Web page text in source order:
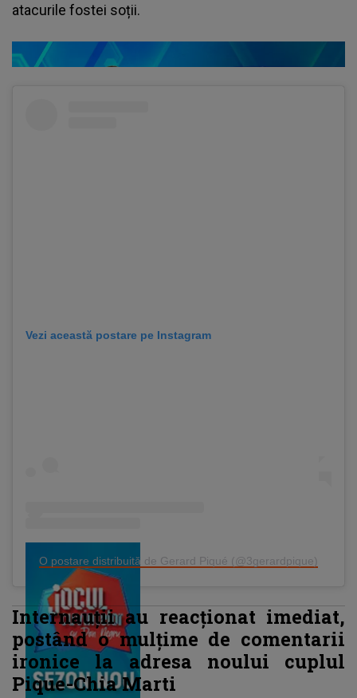
atacurile fostei soții.
Vezi această postare pe Instagram
O postare distribuită de Gerard Piqué (@3gerardpique)
Internauții au reacționat imediat,
postând o mulțime de comentarii
ironice la adresa noului cuplul
Pique-Chia Marti